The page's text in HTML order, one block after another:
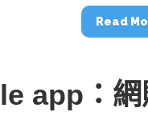
Read
app：網